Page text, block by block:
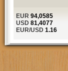
EUR 94,0585
USD 81,4077
EUR/USD 1.16